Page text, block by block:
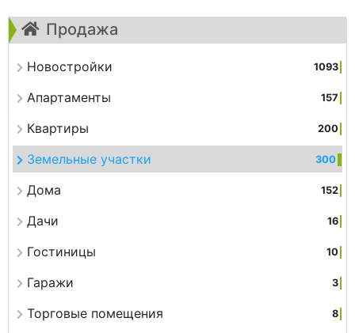
Продажа
Новостройки 1093
Апартаменты 157
Квартиры 200
Земельные участки 300
Дома 152
Дачи 16
Гостиницы 10
Гаражи 3
Торговые помещения 8